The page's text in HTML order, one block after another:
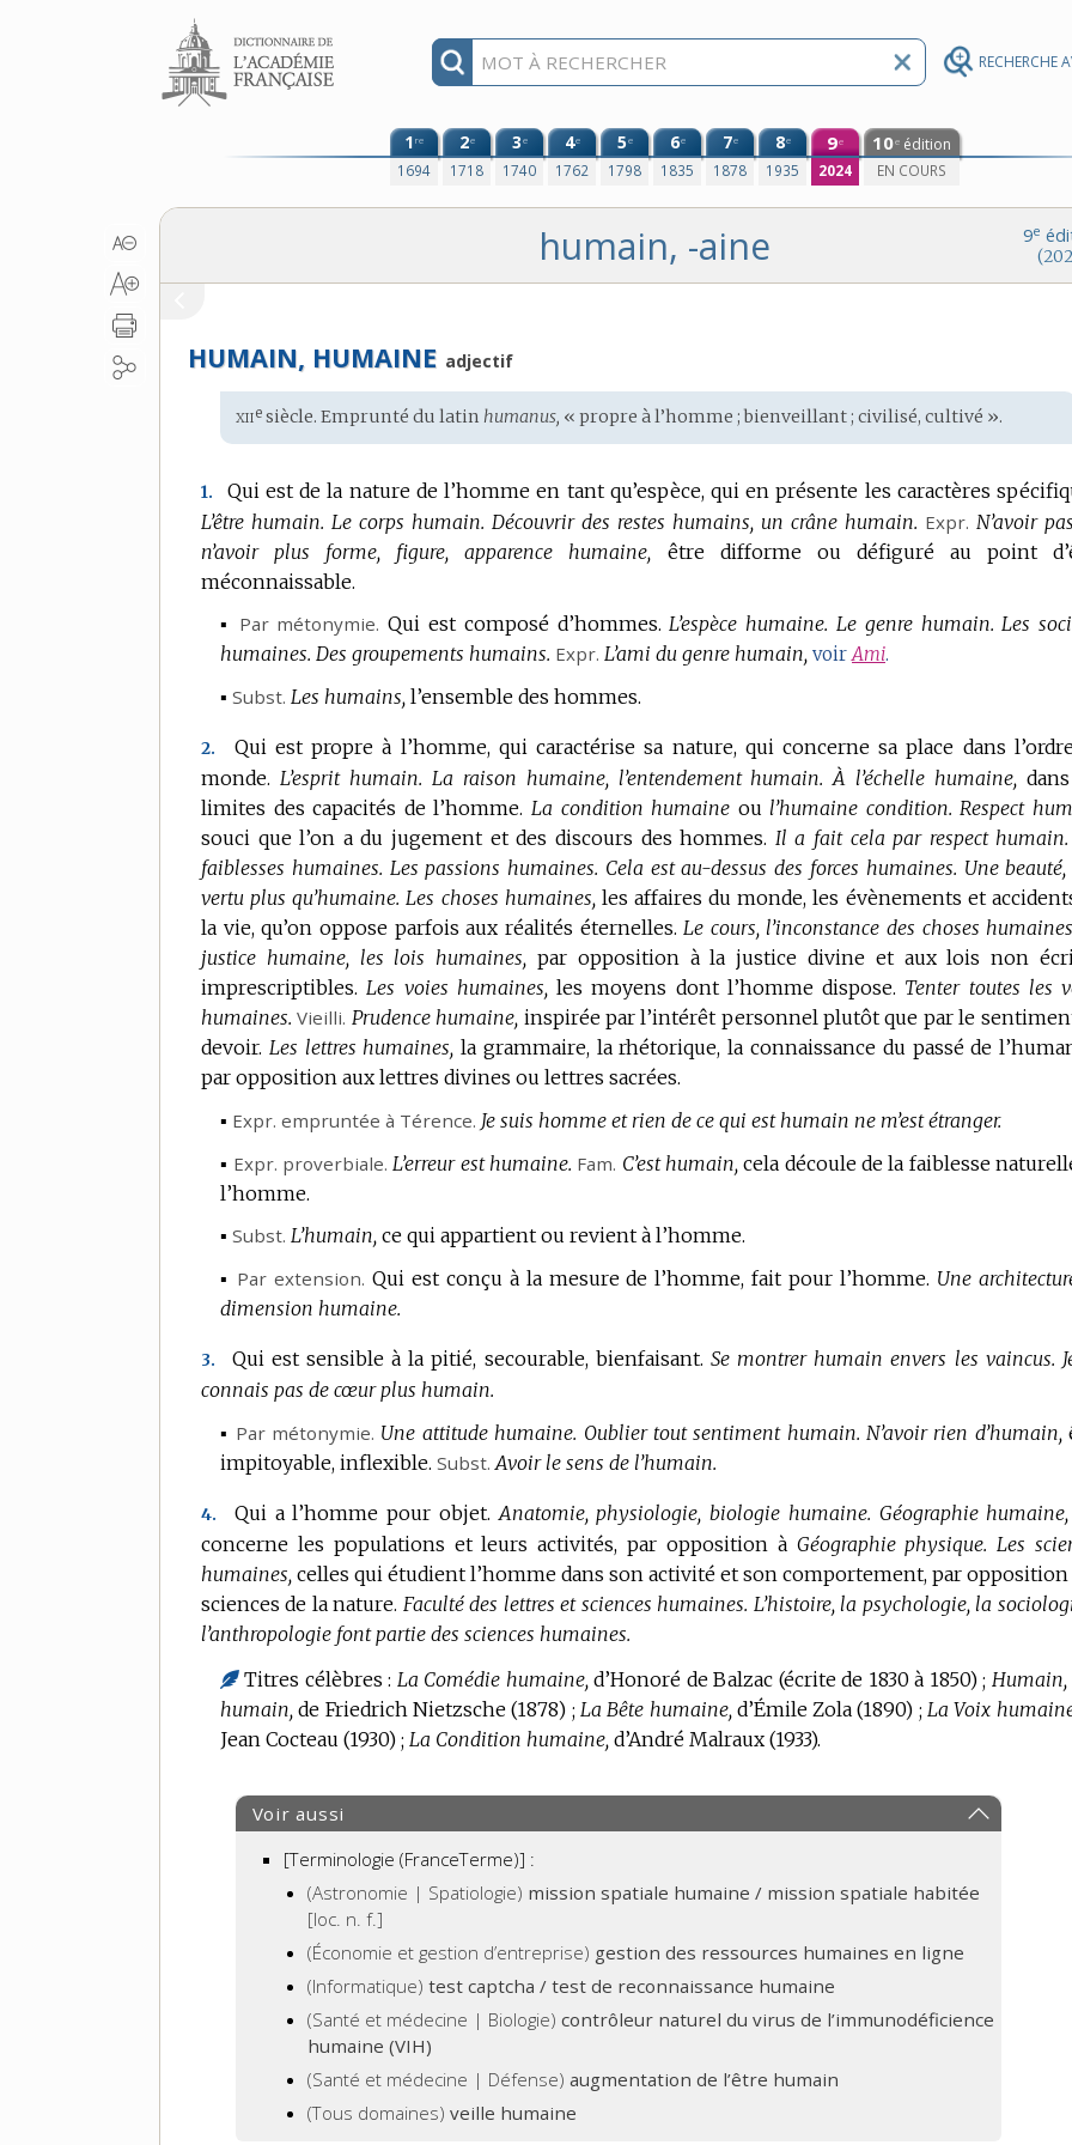
RECHERCHE
Aller au contenu
1re
1694
2e
1718
3e
1740
4e
1762
5e
1798
6e
1835
7e
1878
8e
1935
9e
2024
10e édition
EN COURS
9e
humain, -aine
HUMAIN, HUMAINE adjectif
Étymologie
:
xiie siècle. Emprunté dulatin humanus, « propre à l’homme ; bienveillant ; civilisé, cultivé ».
1.
Qui est de la nature de l’homme en tant qu’espèce, qui en présente les caractères
L’être humain. Le corps humain. Découvrir des restes humains, un crâne humain. Expr. N’avoir
n’avoir plus forme, figure, apparence humaine,
être difforme ou défiguré au point
méconnaissable.
▪ Par métonymie. Qui est composé d’hommes. L’espèce humaine. Le genre humain. Les
humaines. Des groupements humains. Expr. L’ami du genre humain, voirAmi.
▪ Subst. Les humains, l’ensemble des hommes.
2.
Qui est propre à l’homme, qui caractérise sa nature, qui concerne sa place dans
monde. L’esprit humain. La raison humaine, l’entendement humain. À l’échelle humaine,
limites des capacités de l’homme. La condition humaine ou l’humaine condition. Respect
souci que l’on a du jugement et des discours des hommes. Il a fait cela par respect humain.
faiblesses humaines. Les passions humaines. Cela est au-dessus des forces humaines. Une
vertu plus qu’humaine. Les choses humaines, les affaires du monde, les évènements et
la vie, qu’on oppose parfois aux réalités éternelles. Le cours, l’inconstance des choses
justice humaine, les lois humaines, par opposition à la justice divine et aux lois non
imprescriptibles. Les voies humaines, les moyens dont l’homme dispose. Tenter toutes les
humaines. Vieilli. Prudence humaine, inspirée par l’intérêt personnel plutôt que par le
devoir. Les lettres humaines, la grammaire, la rhétorique, la connaissance du passé de
par opposition aux lettres divines ou lettres sacrées.
▪ Expr. empruntée à Térence. Je suis homme et rien de ce qui est humain ne m’est étranger.
▪ Expr. proverbiale. L’erreur est humaine. Fam. C’est humain, cela découle de la faiblesse
l’homme.
▪ Subst. L’humain, ce qui appartient ou revient à l’homme.
▪ Par extension. Qui est conçu à la mesure de l’homme, fait pour l’homme. Une
dimension humaine.
3. Qui est sensible à la pitié, secourable, bienfaisant. Se montrer humain envers les vaincus.
connais pas de cœur plus humain.
▪ Par métonymie. Une attitude humaine. Oublier tout sentiment humain. N’avoir rien d’humain,
impitoyable, inflexible. Subst. Avoir le sens de l’humain.
4. Qui a l’homme pour objet. Anatomie, physiologie, biologie humaine. Géographie humaine,
concerne les populations et leurs activités, par opposition à Géographie physique. Les
humaines, celles qui étudient l’homme dans son activité et son comportement, par opposition
sciences de la nature. Faculté des lettres et sciences humaines. L’histoire, la psychologie, la
l’anthropologie font partie des sciences humaines.
Titres célèbres : La Comédie humaine,d’Honoré de Balzac (écrite de 1830 à 1850) ; Humain,
humain, de Friedrich Nietzsche (1878) ; La Bête humaine,d’Émile Zola (1890) ;La Voix
Jean Cocteau (1930) ; La Condition humaine, d’André Malraux (1933).
Voir aussi
[Terminologie (FranceTerme)] :
(Astronomie | Spatiologie) mission spatiale humaine / mission spatiale habitée
[loc. n. f.]
(Économie et gestion d’entreprise) gestion des ressources humaines en ligne
(Informatique)test captcha / test de reconnaissance humaine
(Santé et médecine | Biologie)contrôleur naturel du virus de l’immunodéficience
humaine (VIH)
(Santé et médecine | Défense)augmentation de l’être humain
(Tous domaines)veille humaine